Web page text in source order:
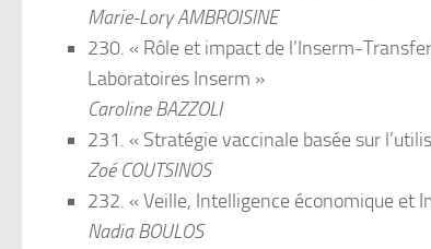
Marie-Lory AMBROISINE
230. « Rôle et impact de l’Inserm-
Laboratoires Inserm »
Caroline BAZZOLI
231. « Stratégie vaccinale basée sur
Zoé COUTSINOS
232. « Veille, Intelligence économique et
Nadia BOULOS